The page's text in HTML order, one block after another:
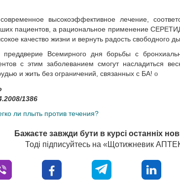
высокоэффективное лечение,
пациентов, а рациональное применение
качество жизни и вернуть радость свободного
Всемирного дня борьбы с
с этим заболеванием смогут насладиться
и жить без ограничений, связанных с БА! o
1386
ли плыть против течения?
Бажаєте завжди бути в курсі останніх
Тоді підписуйтесь на «Щотижневик